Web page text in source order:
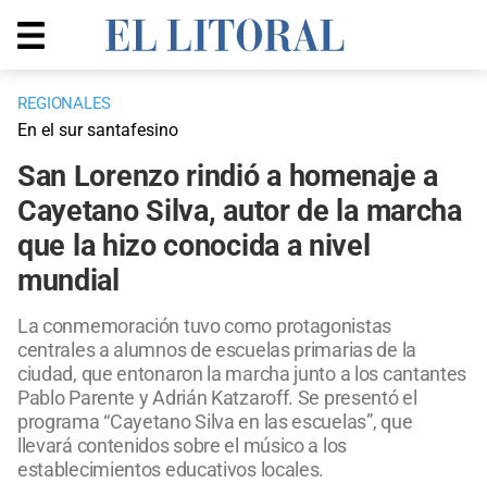
REGIONALES
En el sur santafesino
San Lorenzo rindió a homenaje a
Cayetano Silva, autor de la marcha
que la hizo conocida a nivel
mundial
La conmemoración tuvo como protagonistas
centrales a alumnos de escuelas primarias de la
ciudad, que entonaron la marcha junto a los cantantes
Pablo Parente y Adrián Katzaroff. Se presentó el
programa “Cayetano Silva en las escuelas”, que
llevará contenidos sobre el músico a los
establecimientos educativos locales.